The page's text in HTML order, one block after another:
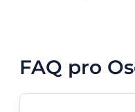
FAQ pro